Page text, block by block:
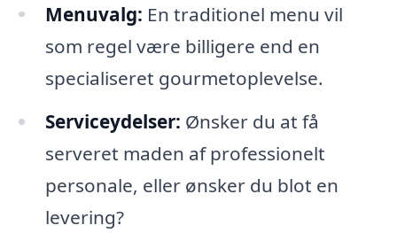
Menuvalg: En traditionel menu vil
som regel være billigere end en
specialiseret gourmetoplevelse.
Serviceydelser: Ønsker du at få
serveret maden af professionelt
personale, eller ønsker du blot en
levering?